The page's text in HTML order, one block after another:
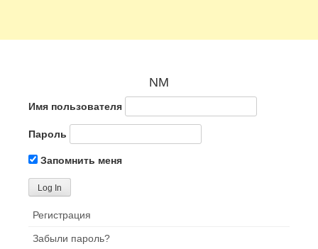
NM
Имя пользователя
Пароль
Запомнить меня
Регистрация
Забыли пароль?